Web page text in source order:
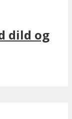
dild og